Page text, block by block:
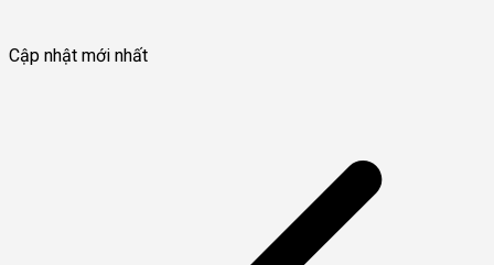
Cập nhật mới nhất